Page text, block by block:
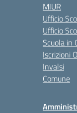
MIUR
Ufficio
Ufficio
Scuola in
Iscrizioni
Invalsi
Comune